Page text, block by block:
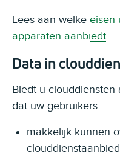
Lees aan welke eisen
apparaten aanbiedt.
Data in
Biedt u clouddiensten
dat uw gebruikers:
makkelijk kunnen